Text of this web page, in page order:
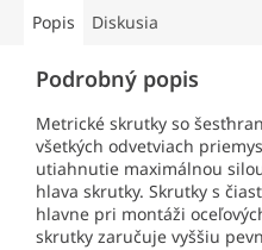
Popis Diskusia
Podrobný popis
Metrické skrutky so
všetkých odvetviach
utiahnutie maximálnou
hlava skrutky. Skrutky s
hlavne pri montáži
skrutky zaručuje vyššiu